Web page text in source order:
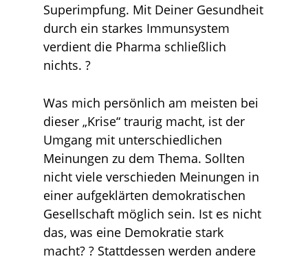
Superimpfung. Mit Deiner Gesundheit
durch ein starkes Immunsystem
verdient die Pharma schließlich
nichts. ?
Was mich persönlich am meisten bei
dieser „Krise“ traurig macht, ist der
Umgang mit unterschiedlichen
Meinungen zu dem Thema. Sollten
nicht viele verschieden Meinungen in
einer aufgeklärten demokratischen
Gesellschaft möglich sein. Ist es nicht
das, was eine Demokratie stark
macht? ? Stattdessen werden andere